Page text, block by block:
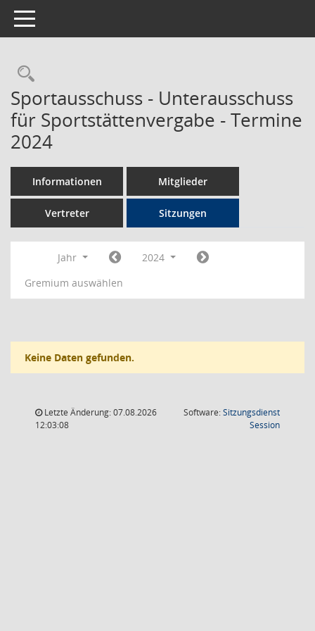
Toggle navigation
Rechercheauswahl
Sportausschuss - Unterausschuss
für Sportstättenvergabe - Termine
2024
Informationen Mitglieder
Vertreter Sitzungen
Jahr
2024
Gremium auswählen
Keine Daten gefunden.
Letzte Änderung: 07.08.2026
12:03:08
Software:Sitzungsdienst
Session(Wird in